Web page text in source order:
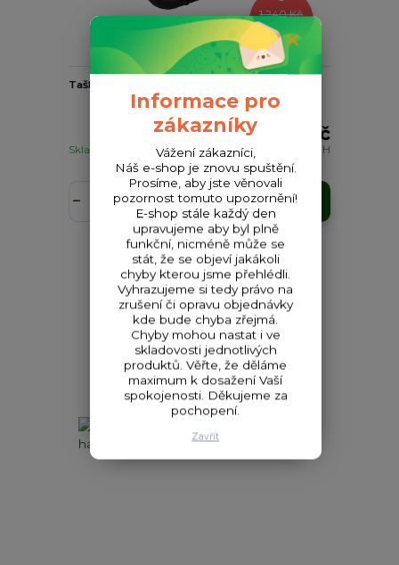
1 240 Kč
- 10 %
Taška Delphin AREA CarryAll L Carpath
1 116 Kč
922 Kč bez DPH
Skladem
Přidat do košíku
Informace pro
zákazníky
Vážení zákazníci,
Náš e-shop je znovu spuštění.
Prosíme, aby jste věnovali
pozornost tomuto upozornění!
E-shop stále každý den
upravujeme aby byl plně
funkční, nicméně může se
stát, že se objeví jakákoli
chyby kterou jsme přehlédli.
Vyhrazujeme si tedy právo na
zrušení či opravu objednávky
kde bude chyba zřejmá.
Chyby mohou nastat i ve
skladovosti jednotlivých
produktů. Věřte, že děláme
maximum k dosažení Vaší
spokojenosti. Děkujeme za
pochopení.
Zavřít